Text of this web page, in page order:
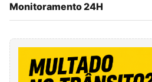
Monitoramento 24H